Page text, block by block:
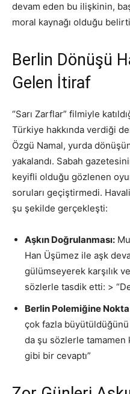
devam eden bu ilişkinin,
moral kaynağı olduğu
Berlin Dönüşü
Gelen İtiraf
“Sarı Zarflar” filmiyle
Türkiye hakkında verdiği
Özgü Namal, yurda
yakalandı. Sabah
keyifli olduğu gözlenen
soruları geçiştirmedi.
şu şekilde gerçekleşti:
Aşkın Doğrulanması:
Han Üşümez ile aşk
gülümseyerek karşılık
sözlerle tasdik etti: >
Berlin Polemiğine
çok fazla
da şu sözlerle tamamen
gibi bir cevaptı”